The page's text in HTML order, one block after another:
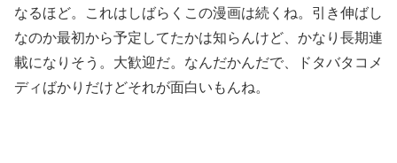
なるほど。これはしばらくこの漫画は続くね。引き伸ばし
なのか最初から予定してたかは知らんけど、かなり長期連
載になりそう。大歓迎だ。なんだかんだで、ドタバタコメ
ディばかりだけどそれが面白いもんね。